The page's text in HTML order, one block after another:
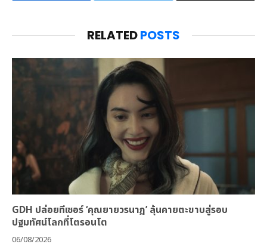
RELATEDPOSTS
GDH ปล่อยทีเซอร์ ‘คุณยายวรนาฏ’ ลุ้นคายตะขาบสู่รอบ
ปฐมทัศน์โลกที่โตรอนโต
06/08/2026